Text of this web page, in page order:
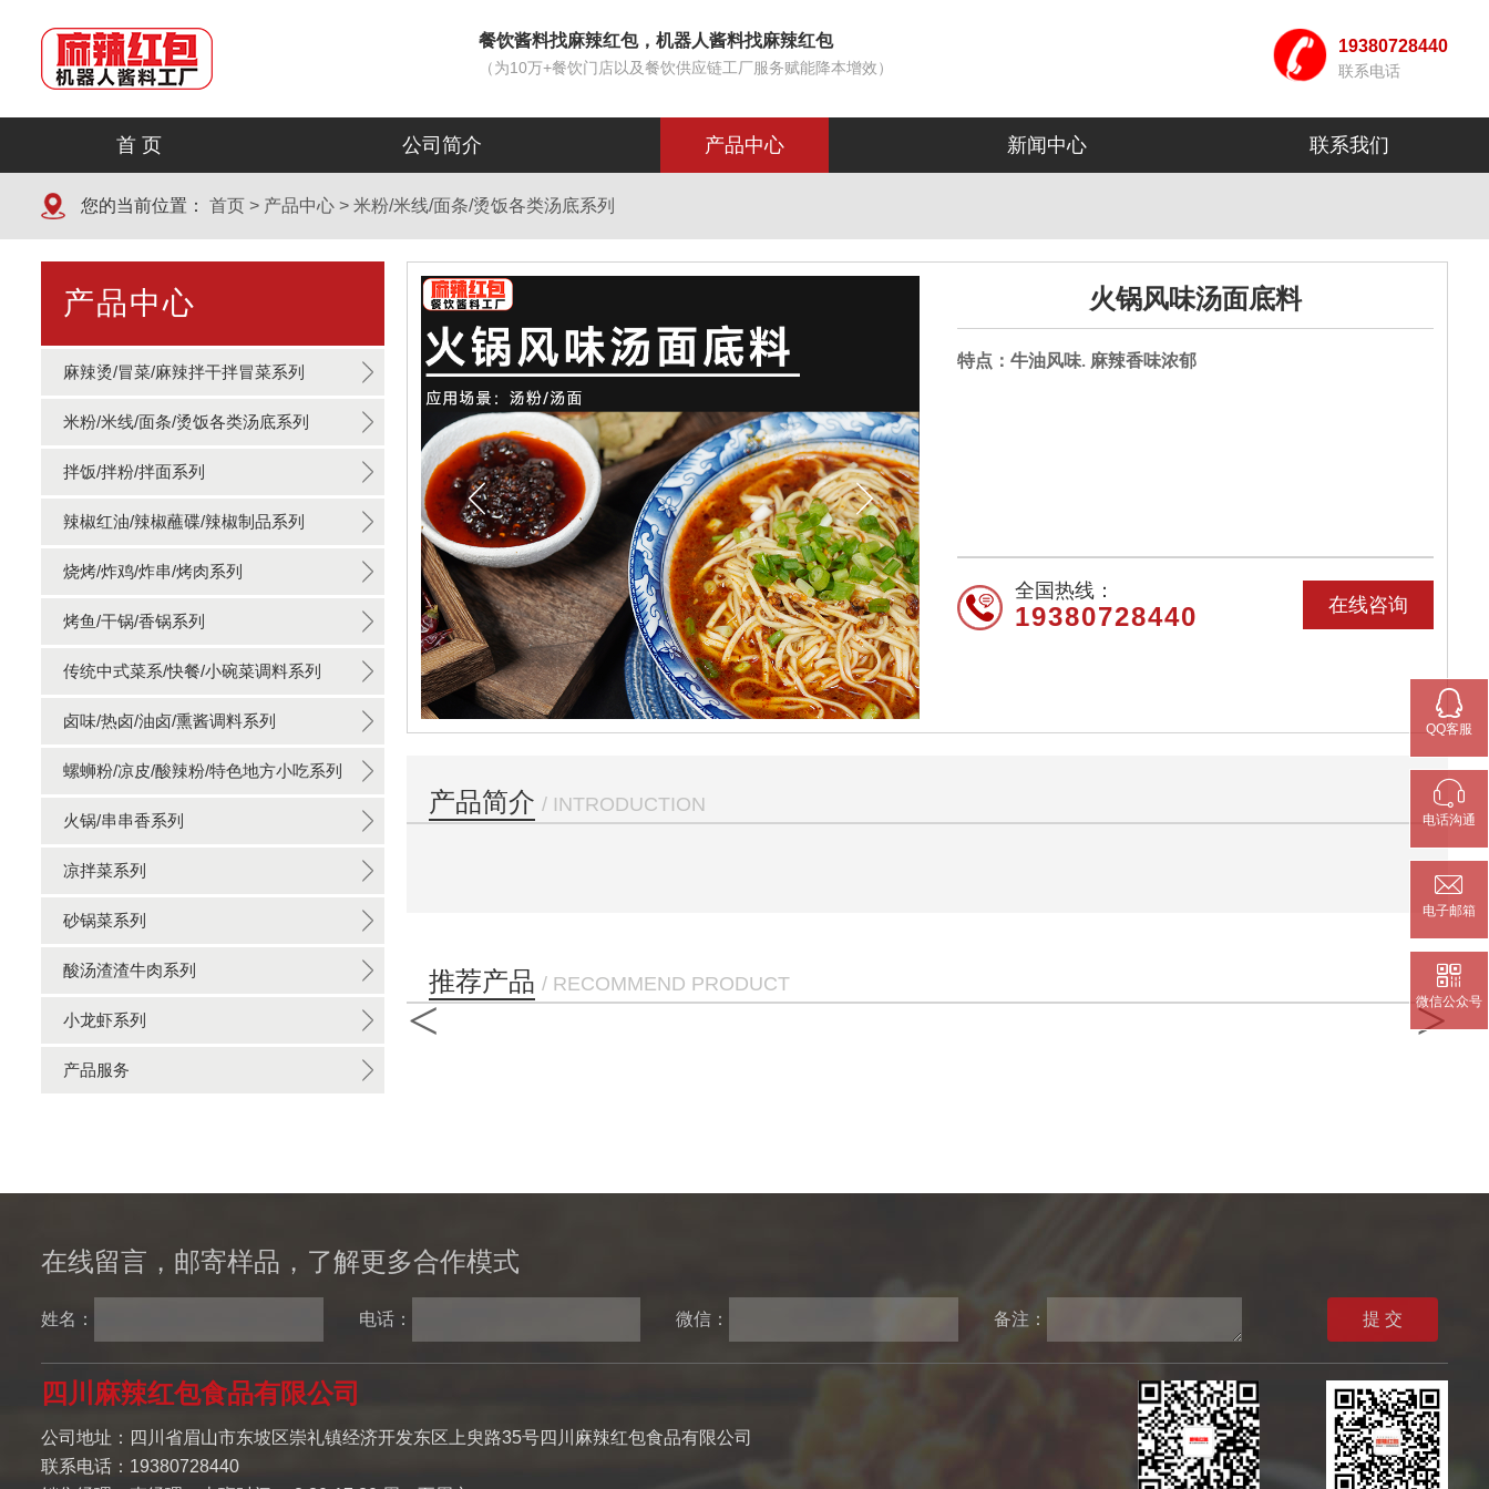
餐饮酱料找麻辣红包，机器人酱料找麻辣红包
（为10万+餐饮门店以及餐饮供应链工厂服务赋能降本增效）
19380728440
联系电话
首 页 公司简介 产品中心 新闻中心 联系我们
您的当前位置： 首页 > 产品中心 > 米粉/米线/面条/烫饭各类汤底系列
产品中心
麻辣烫/冒菜/麻辣拌干拌冒菜系列
米粉/米线/面条/烫饭各类汤底系列
拌饭/拌粉/拌面系列
辣椒红油/辣椒蘸碟/辣椒制品系列
烧烤/炸鸡/炸串/烤肉系列
烤鱼/干锅/香锅系列
传统中式菜系/快餐/小碗菜调料系列
卤味/热卤/油卤/熏酱调料系列
螺蛳粉/凉皮/酸辣粉/特色地方小吃系列
火锅/串串香系列
凉拌菜系列
砂锅菜系列
酸汤渣渣牛肉系列
小龙虾系列
产品服务
火锅风味汤面底料
特点：牛油风味. 麻辣香味浓郁
在线咨询
全国热线：
19380728440
产品简介 / INTRODUCTION
推荐产品 / RECOMMEND PRODUCT
< >
在线留言，邮寄样品，了解更多合作模式
姓名： 电话： 微信： 备注：
四川麻辣红包食品有限公司
公司地址：四川省眉山市东坡区崇礼镇经济开发东区上臾路35号四川麻辣红包食品有限公司
联系电话：19380728440

QQ客服

电话沟通

电子邮箱

微信公众号